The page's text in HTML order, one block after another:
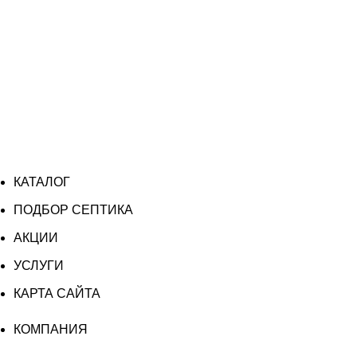
КАТАЛОГ
ПОДБОР СЕПТИКА
АКЦИИ
УСЛУГИ
КАРТА САЙТА
КОМПАНИЯ